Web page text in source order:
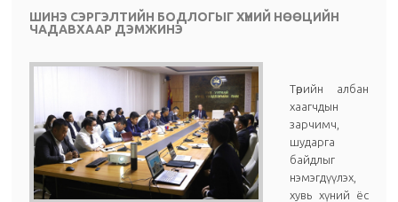
ШИНЭ СЭРГЭЛТИЙН БОДЛОГЫГ ХҮНИЙ НӨӨЦИЙН
ЧАДАВХААР ДЭМЖИНЭ
Төрийн албан
хаагчдын
зарчимч,
шударга
байдлыг
нэмэгдүүлэх,
хувь хүний ёс